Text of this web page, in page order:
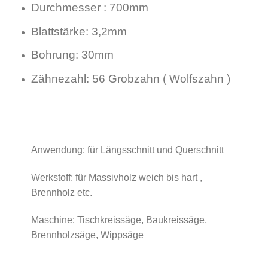
Durchmesser : 700mm
Blattstärke: 3,2mm
Bohrung: 30mm
Zähnezahl: 56 Grobzahn ( Wolfszahn )
Anwendung: für Längsschnitt und Querschnitt
Werkstoff: für Massivholz weich bis hart ,
Brennholz etc.
Maschine: Tischkreissäge, Baukreissäge,
Brennholzsäge, Wippsäge